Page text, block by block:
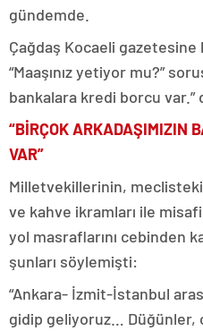
gündemde.
Çağdaş Kocaeli
“Maaşınız yetiyor mu?”
bankalara kredi borcu var.”
“BİRÇOK ARKADAŞIMIZIN
VAR”
Milletvekillerinin,
ve kahve ikramları ile
yol masraflarını cebinden
şunları söylemişti:
“Ankara- İzmit-İstanbul
gidip geliyoruz… Düğünler,